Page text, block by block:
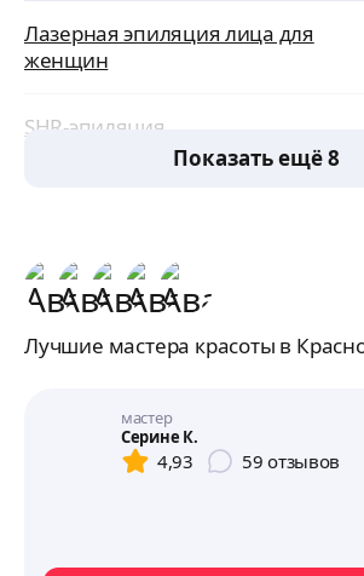
Лазерная эпиляция лица для
женщин
SHR-эпиляция
Показать ещё 8
Лучшие мастера красоты в
мастер
Серине К.
4,93 59 отзывов